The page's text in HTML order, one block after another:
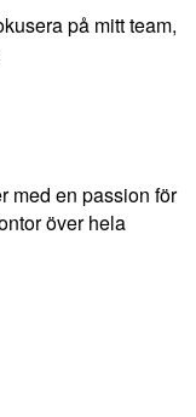
på mitt team,
med en passion för
över hela